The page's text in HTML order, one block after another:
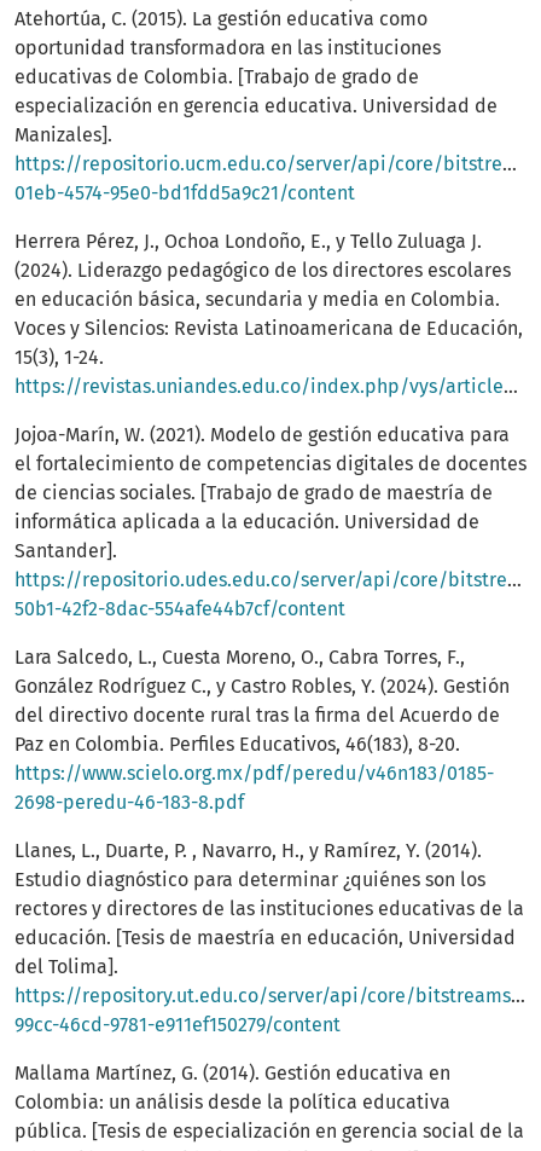
Atehortúa, C. (2015). La gestión educativa como
oportunidad transformadora en las instituciones
educativas de Colombia. [Trabajo de grado de
especialización en gerencia educativa. Universidad de
Manizales].
https://repositorio.ucm.edu.co/server/api/core/
01eb-4574-95e0-bd1fdd5a9c21/content
Herrera Pérez, J., Ochoa Londoño, E., y Tello Zuluaga J.
(2024). Liderazgo pedagógico de los directores escolares
en educación básica, secundaria y media en Colombia.
Voces y Silencios: Revista Latinoamericana de Educación,
15(3), 1-24.
https://revistas.uniandes.edu.co/index.php/vys/article/view/9338/9853
Jojoa-Marín, W. (2021). Modelo de gestión educativa para
el fortalecimiento de competencias digitales de docentes
de ciencias sociales. [Trabajo de grado de maestría de
informática aplicada a la educación. Universidad de
Santander].
https://repositorio.udes.edu.co/server/api/core/
50b1-42f2-8dac-554afe44b7cf/content
Lara Salcedo, L., Cuesta Moreno, O., Cabra Torres, F.,
González Rodríguez C., y Castro Robles, Y. (2024). Gestión
del directivo docente rural tras la firma del Acuerdo de
Paz en Colombia. Perfiles Educativos, 46(183), 8-20.
https://www.scielo.org.mx/pdf/peredu/v46n183/0185-
2698-peredu-46-183-8.pdf
Llanes, L., Duarte, P. , Navarro, H., y Ramírez, Y. (2014).
Estudio diagnóstico para determinar ¿quiénes son los
rectores y directores de las instituciones educativas de la
educación. [Tesis de maestría en educación, Universidad
del Tolima].
https://repository.ut.edu.co/server/api/core/bitstreams/
99cc-46cd-9781-e911ef150279/content
Mallama Martínez, G. (2014). Gestión educativa en
Colombia: un análisis desde la política educativa
pública. [Tesis de especialización en gerencia social de la